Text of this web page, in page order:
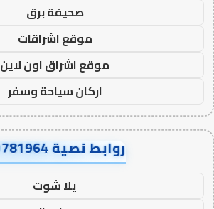
صحيفة برق
موقع اشراقات
موقع اشراق اون لاين
اركان سياحة وسفر
روابط نصية FD781964
يلا شوت